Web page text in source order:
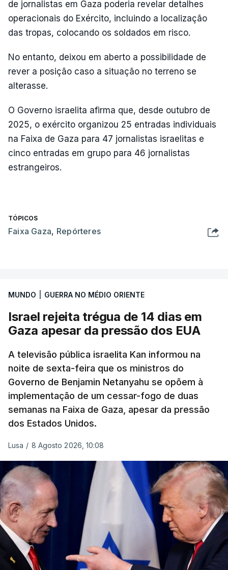
de jornalistas em Gaza poderia revelar detalhes
operacionais do Exército, incluindo a localização
das tropas, colocando os soldados em risco.
No entanto, deixou em aberto a possibilidade de
rever a posição caso a situação no terreno se
alterasse.
O Governo israelita afirma que, desde outubro de
2025, o exército organizou 25 entradas individuais
na Faixa de Gaza para 47 jornalistas israelitas e
cinco entradas em grupo para 46 jornalistas
estrangeiros.
TÓPICOS
Faixa Gaza, Repórteres
MUNDO GUERRA NO MÉDIO ORIENTE
Israel rejeita trégua de 14 dias em
Gaza apesar da pressão dos EUA
A televisão pública israelita Kan informou na
noite de sexta-feira que os ministros do
Governo de Benjamin Netanyahu se opõem à
implementação de um cessar-fogo de duas
semanas na Faixa de Gaza, apesar da pressão
dos Estados Unidos.
Lusa / 8 Agosto 2026, 10:08